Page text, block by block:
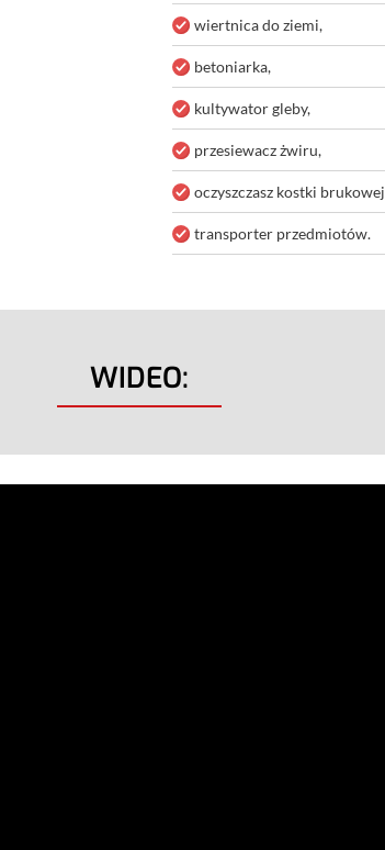
wiertnica do ziemi,
betoniarka,
kultywator gleby,
przesiewacz żwiru,
oczyszczasz kostki
transporter przedmiotów.
WIDEO: